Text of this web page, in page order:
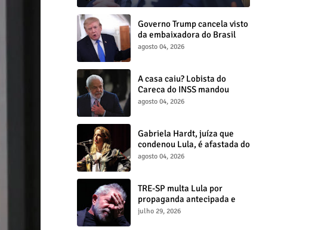
Governo Trump cancela visto
da embaixadora do Brasil
nos EUA e amplia crise
agosto 04, 2026
A casa caiu? Lobista do
Careca do INSS mandou
dinheiro para assessor de
agosto 04, 2026
Gabriela Hardt, juíza que
condenou Lula, é afastada do
cargo por decisão do CNJ
agosto 04, 2026
TRE-SP multa Lula por
propaganda antecipada e
determina retirada de vídeo
julho 29, 2026